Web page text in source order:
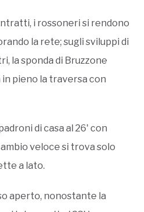
i rossoneri si rendono
la rete; sugli sviluppi di
la sponda di Bruzzone
pieno la traversa con
di casa al 26' con
veloce si trova solo
a lato.
aperto, nonostante la